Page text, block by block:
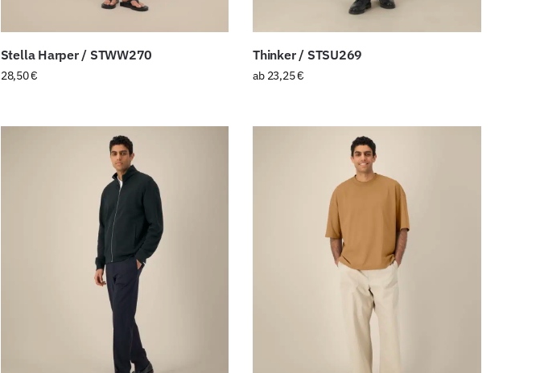
Stella Harper / STWW270
28,50€
Thinker / STSU269
ab 23,25€